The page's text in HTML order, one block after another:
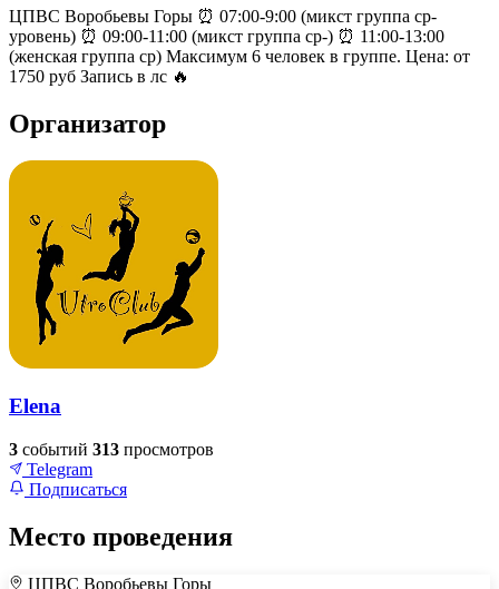
ЦПВС Воробьевы Горы ⏰ 07:00-9:00 (микст группа ср-
уровень) ⏰ 09:00-11:00 (микст группа ср-) ⏰ 11:00-13:00
(женская группа ср) Максимум 6 человек в группе. Цена: от
1750 руб Запись в лс 🔥
Организатор
Elena
3 событий 313 просмотров
Telegram
Подписаться
Место проведения
ЦПВС Воробьевы Горы